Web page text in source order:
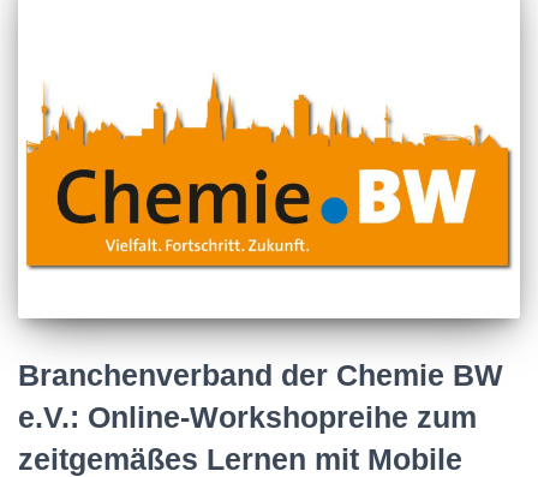
Branchenverband der Chemie BW
e.V.: Online-Workshopreihe zum
zeitgemäßes Lernen mit Mobile